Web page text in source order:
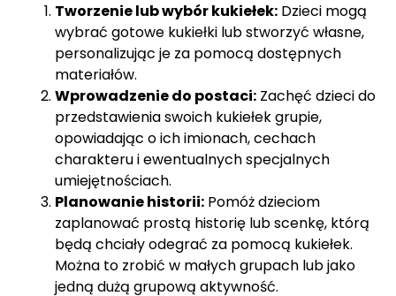
Tworzenie lub wybór kukiełek: Dzieci mogą
wybrać gotowe kukiełki lub stworzyć własne,
personalizując je za pomocą dostępnych
materiałów.
Wprowadzenie do postaci: Zachęć dzieci do
przedstawienia swoich kukiełek grupie,
opowiadając o ich imionach, cechach
charakteru i ewentualnych specjalnych
umiejętnościach.
Planowanie historii: Pomóż dzieciom
zaplanować prostą historię lub scenkę, którą
będą chciały odegrać za pomocą kukiełek.
Można to zrobić w małych grupach lub jako
jedną dużą grupową aktywność.